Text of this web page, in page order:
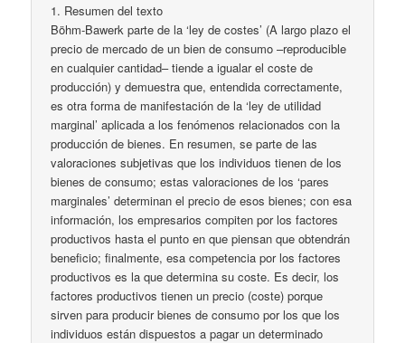
1. Resumen del texto
Böhm-Bawerk parte de la ‘ley de costes’ (A largo plazo el
precio de mercado de un bien de consumo –reproducible
en cualquier cantidad– tiende a igualar el coste de
producción) y demuestra que, entendida correctamente,
es otra forma de manifestación de la ‘ley de utilidad
marginal’ aplicada a los fenómenos relacionados con la
producción de bienes. En resumen, se parte de las
valoraciones subjetivas que los individuos tienen de los
bienes de consumo; estas valoraciones de los ‘pares
marginales’ determinan el precio de esos bienes; con esa
información, los empresarios compiten por los factores
productivos hasta el punto en que piensan que obtendrán
beneficio; finalmente, esa competencia por los factores
productivos es la que determina su coste. Es decir, los
factores productivos tienen un precio (coste) porque
sirven para producir bienes de consumo por los que los
individuos están dispuestos a pagar un determinado